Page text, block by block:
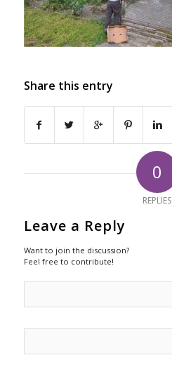
Share this entry
0
REPLIES
Leave a Reply
Want to join the discussion?
Feel free to contribute!